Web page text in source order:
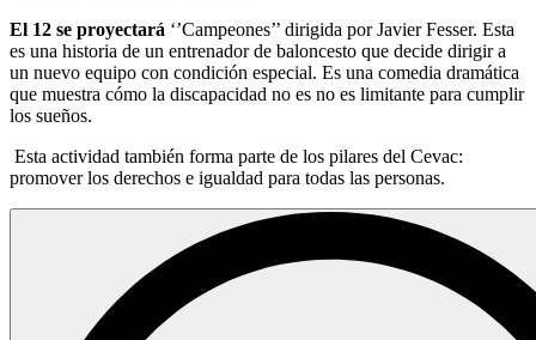
El 12 se proyectará ‘’Campeones’’ dirigida por Javier Fesser. Esta
es una historia de un entrenador de baloncesto que decide dirigir a
un nuevo equipo con condición especial. Es una comedia dramática
que muestra cómo la discapacidad no es no es limitante para cumplir
los sueños.
Esta actividad también forma parte de los pilares del Cevac:
promover los derechos e igualdad para todas las personas.